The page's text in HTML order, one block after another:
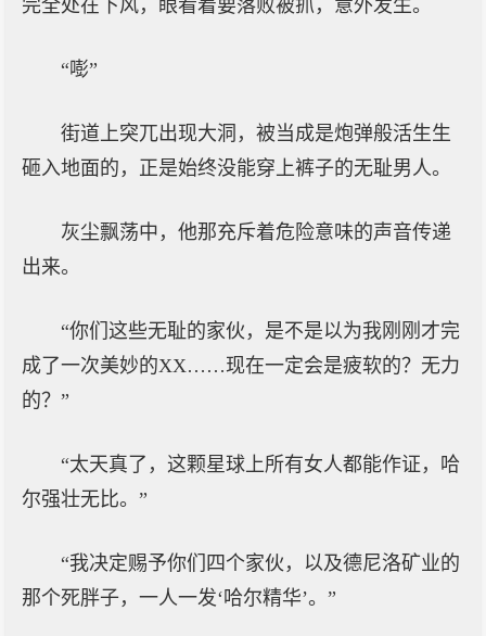
完全处在下风，眼看着要落败被抓，意外发生。
“嘭”
街道上突兀出现大洞，被当成是炮弹般活生生
砸入地面的，正是始终没能穿上裤子的无耻男人。
灰尘飘荡中，他那充斥着危险意味的声音传递
出来。
“你们这些无耻的家伙，是不是以为我刚刚才完
成了一次美妙的XX……现在一定会是疲软的？无力
的？”
“太天真了，这颗星球上所有女人都能作证，哈
尔强壮无比。”
“我决定赐予你们四个家伙，以及德尼洛矿业的
那个死胖子，一人一发‘哈尔精华’。”